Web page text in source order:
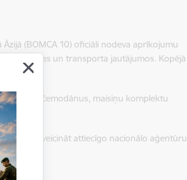
(BOMCA 10) oficiāli nodeva aprīkojumu
robežas un transporta jautājumos. Kopējā
termočemodānus, maisiņu komplektu
lūgumu veicināt attiecīgo nacionālo aģentūru